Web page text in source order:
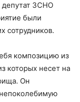
депутат ЗСНО
были
сотрудников.
композицию из
которых несет на
Он